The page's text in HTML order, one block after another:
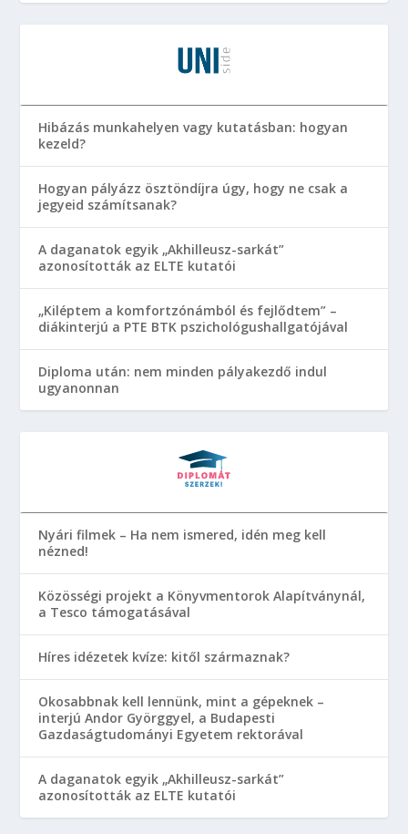
Hibázás munkahelyen vagy kutatásban: hogyan
kezeld?
Hogyan pályázz ösztöndíjra úgy, hogy ne csak a
jegyeid számítsanak?
A daganatok egyik „Akhilleusz-sarkát”
azonosították az ELTE kutatói
„Kiléptem a komfortzónámból és fejlődtem” –
diákinterjú a PTE BTK pszichológushallgatójával
Diploma után: nem minden pályakezdő indul
ugyanonnan
Nyári filmek – Ha nem ismered, idén meg kell
nézned!
Közösségi projekt a Könyvmentorok Alapítványnál,
a Tesco támogatásával
Híres idézetek kvíze: kitől származnak?
Okosabbnak kell lennünk, mint a gépeknek –
interjú Andor Györggyel, a Budapesti
Gazdaságtudományi Egyetem rektorával
A daganatok egyik „Akhilleusz-sarkát”
azonosították az ELTE kutatói